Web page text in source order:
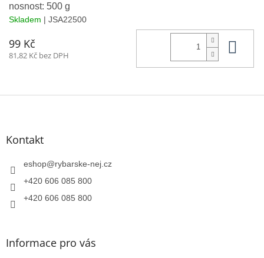
nosnost: 500 g
Skladem | JSA22500
99 Kč
81,82 Kč bez DPH
Z
Kontakt
eshop@rybarske-nej.cz
+420 606 085 800
+420 606 085 800
Informace pro vás